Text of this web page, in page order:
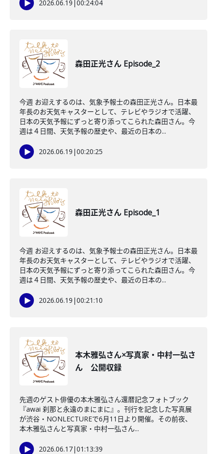
2026.06.19 00:24:04
森田正光さん Episode_2
今週 お迎えするのは、気象予報士の森田正光さん。日本最
年長のお天気キャスターとして、テレビやラジオで活躍、
日本の天気予報にずっと寄り添ってこられた森田さん。今
週は４日間、天気予報の歴史や、最近の日本の...
2026.06.19 |00:20:25
森田正光さん Episode_1
今週 お迎えするのは、気象予報士の森田正光さん。日本最
年長のお天気キャスターとして、テレビやラジオで活躍、
日本の天気予報にずっと寄り添ってこられた森田さん。今
週は４日間、天気予報の歴史や、最近の日本の...
2026.06.19 |00:21:10
本木雅弘さん×写真家・中村一弘さ
ん 公開収録
先週のゲスト俳優の本木雅弘さん還暦記念フォトブック
『awai 刹那と永遠のまにまに』。刊行を記念した写真展
が渋谷・NONLECTUREで6月11日より開催。その前夜、
本木雅弘さんと写真家・中村一弘さん...
2026.06.17|01:13:39